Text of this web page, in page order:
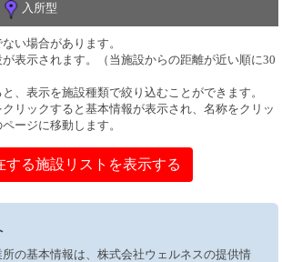
入所型
い場合があります。
表示されます。（当施設からの距離が近い順に30
、表示を施設種類で絞り込むことができます。
リックすると基本情報が表示され、名称をクリッ
ージに移動します。
する施設リストを表示する
の基本情報は、株式会社ウェルネスの提供情